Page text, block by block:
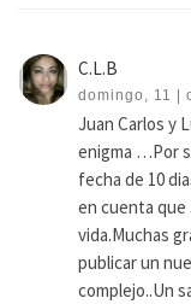
C.L.B
domingo, 11 |
Juan Carlos y
enigma …Por
fecha de 10
en cuenta que
vida.Muchas
publicar un
complejo..Un